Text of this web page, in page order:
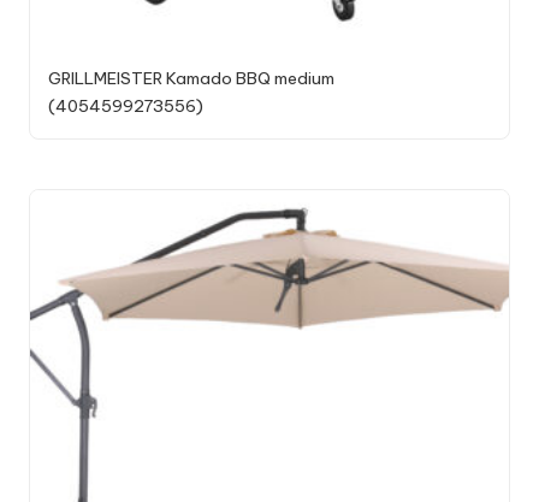
GRILLMEISTER Kamado BBQ medium
(4054599273556)